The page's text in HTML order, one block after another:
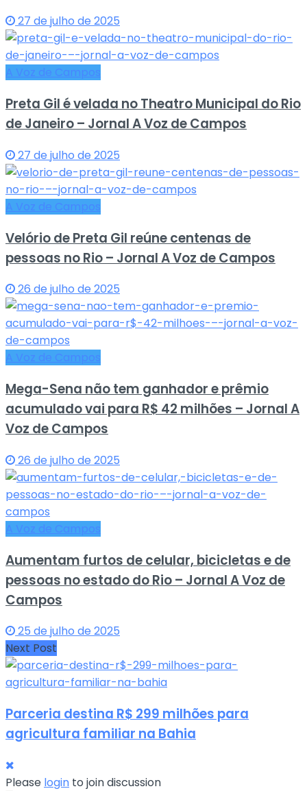
27 de julho de 2025
A Voz de Campos
Preta Gil é velada no Theatro Municipal do Rio
de Janeiro – Jornal A Voz de Campos
27 de julho de 2025
A Voz de Campos
Velório de Preta Gil reúne centenas de
pessoas no Rio – Jornal A Voz de Campos
26 de julho de 2025
A Voz de Campos
Mega-Sena não tem ganhador e prêmio
acumulado vai para R$ 42 milhões – Jornal A
Voz de Campos
26 de julho de 2025
A Voz de Campos
Aumentam furtos de celular, bicicletas e de
pessoas no estado do Rio – Jornal A Voz de
Campos
25 de julho de 2025
Next Post
Parceria destina R$ 299 milhões para
agricultura familiar na Bahia
Please login to join discussion